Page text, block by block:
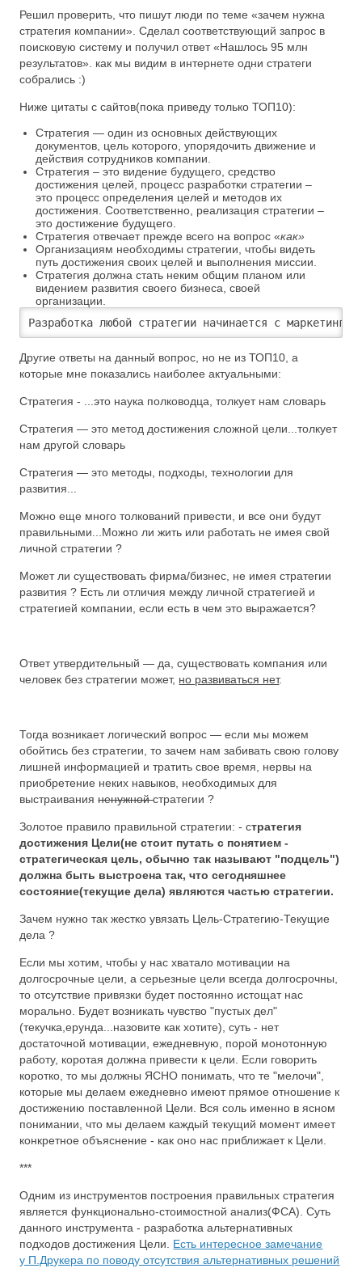
Решил проверить, что пишут люди по теме «зачем нужна
стратегия компании». Сделал соответствующий запрос в
поисковую систему и получил ответ «Нашлось 95 млн
результатов». как мы видим в интернете одни стратеги
собрались :)
Ниже цитаты с сайтов(пока приведу только ТОП10):
Стратегия — один из основных действующих
документов, цель которого, упорядочить движение и
действия сотрудников компании.
Стратегия – это видение будущего, средство
достижения целей, процесс разработки стратегии –
это процесс определения целей и методов их
достижения. Соответственно, реализация стратегии –
это достижение будущего.
Стратегия отвечает прежде всего на вопрос «как»
Организациям необходимы стратегии, чтобы видеть
путь достижения своих целей и выполнения миссии.
Стратегия должна стать неким общим планом или
видением развития своего бизнеса, своей
организации.
Другие ответы на данный вопрос, но не из ТОП10, а
которые мне показались наиболее актуальными:
Стратегия - ...это наука полководца, толкует нам словарь
Стратегия — это метод достижения сложной цели...толкует
нам другой словарь
Стратегия — это методы, подходы, технологии для
развития...
Можно еще много толкований привести, и все они будут
правильными...Можно ли жить или работать не имея свой
личной стратегии ?
Может ли существовать фирма/бизнес, не имея стратегии
развития ? Есть ли отличия между личной стратегией и
стратегией компании, если есть в чем это выражается?
Ответ утвердительный — да, существовать компания или
человек без стратегии может, но развиваться нет.
Тогда возникает логический вопрос — если мы можем
обойтись без стратегии, то зачем нам забивать свою голову
лишней информацией и тратить свое время, нервы на
приобретение неких навыков, необходимых для
выстраиванияненужнойстратегии ?
Золотое правило правильной стратегии: - стратегия
достижения Цели(не стоит путать с понятием -
стратегическая цель, обычно так называют "подцель")
должна быть выстроена так, что сегодняшнее
состояние(текущие дела) являются частью стратегии.
Зачем нужно так жестко увязать Цель-Стратегию-Текущие
дела ?
Если мы хотим, чтобы у нас хватало мотивации на
долгосрочные цели, а серьезные цели всегда долгосрочны,
то отсутствие привязки будет постоянно истощат нас
морально. Будет возникать чувство "пустых дел"
(текучка,ерунда...назовите как хотите), суть - нет
достаточной мотивации, ежедневную, порой монотонную
работу, коротая должна привести к цели. Если говорить
коротко, то мы должны ЯСНО понимать, что те "мелочи",
которые мы делаем ежедневно имеют прямое отношение к
достижению поставленной Цели. Вся соль именно в ясном
понимании, что мы делаем каждый текущий момент имеет
конкретное объяснение - как оно нас приближает к Цели.
***
Одним из инструментов построения правильных стратегия
является функционально-стоимостной анализ(ФСА). Суть
данного инструмента - разработка альтернативных
подходов достижения Цели. Есть интересное замечание
у П.Друкера по поводу отсутствия альтернативных решений